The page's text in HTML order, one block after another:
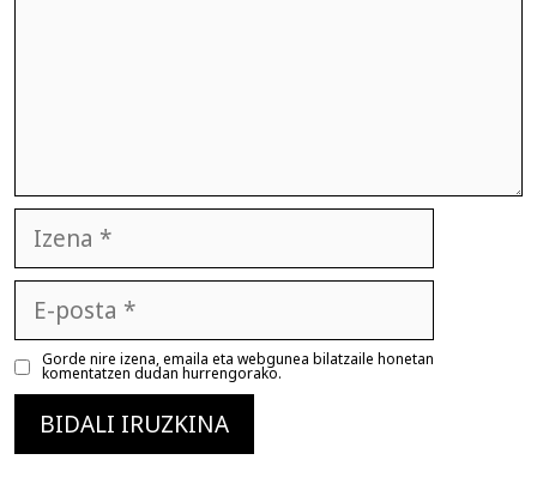
posta
Gorde nire izena, emaila eta webgunea bilatzaile honetan
komentatzen dudan hurrengorako.